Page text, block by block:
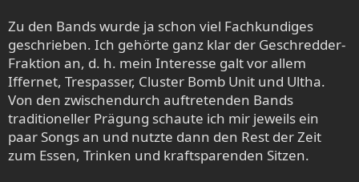
Zu den Bands wurde ja schon viel Fachkundiges
geschrieben. Ich gehörte ganz klar der Geschredder-
Fraktion an, d. h. mein Interesse galt vor allem
Iffernet, Trespasser, Cluster Bomb Unit und Ultha.
Von den zwischendurch auftretenden Bands
traditioneller Prägung schaute ich mir jeweils ein
paar Songs an und nutzte dann den Rest der Zeit
zum Essen, Trinken und kraftsparenden Sitzen.